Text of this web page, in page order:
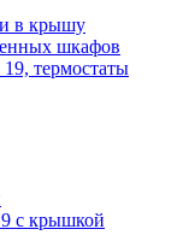
в крышу
шкафов
термостаты
с крышкой